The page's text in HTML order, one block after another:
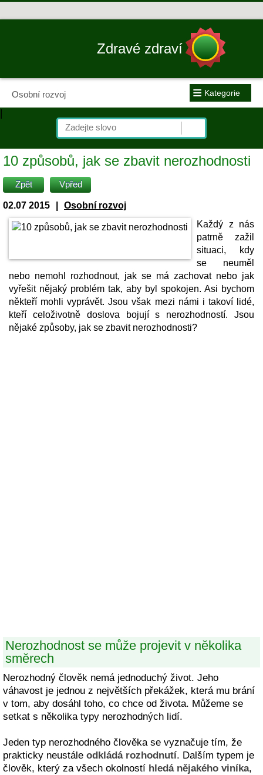
Zdravé zdraví
Osobní rozvoj ≡ Kategorie
|
10 způsobů, jak se zbavit nerozhodnosti
Zpět Vpřed
02.07 2015
Osobní rozvoj
Každý z nás
patrně zažil
situaci, kdy
se neuměl
nebo nemohl rozhodnout, jak se má zachovat nebo jak
vyřešit nějaký problém tak, aby byl spokojen. Asi bychom
někteří mohli vyprávět. Jsou však mezi námi i takoví lidé,
kteří celoživotně doslova bojují s nerozhodností. Jsou
nějaké způsoby, jak se zbavit nerozhodnosti?
Nerozhodnost se může projevit v několika
směrech
Nerozhodný člověk nemá jednoduchý život. Jeho
váhavost je jednou z největších překážek, která mu brání
v tom, aby dosáhl toho, co chce od života. Můžeme se
setkat s několika typy nerozhodných lidí.
Jeden typ nerozhodného člověka se vyznačuje tím, že
prakticky neustále odkládá rozhodnutí. Dalším typem je
člověk, který za všech okolností hledá nějakého viníka,